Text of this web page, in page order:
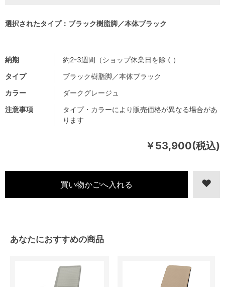
￥53,900(税込)
注意事項
タイプ・カラーにより販売価格が異なる場合があ
ります
納期
約2-3週間（ショップ休業日を除く）
タイプ
ブラック樹脂脚／本体ブラック
カラー
ダークグレージュ
選択されたタイプ：ブラック樹脂脚／本体ブラック
あなたにおすすめの商品